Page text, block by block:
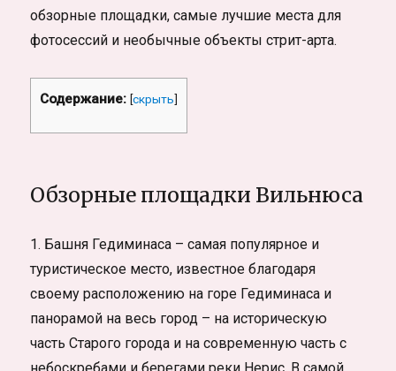
обзорные площадки, самые лучшие места для
фотосессий и необычные объекты стрит-арта.
Содержание: [скрыть]
Обзорные площадки Вильнюса
1. Башня Гедиминаса – самая популярное и
туристическое место, известное благодаря
своему расположению на горе Гедиминаса и
панорамой на весь город – на историческую
часть Старого города и на современную часть с
небоскребами и берегами реки Нерис. В самой